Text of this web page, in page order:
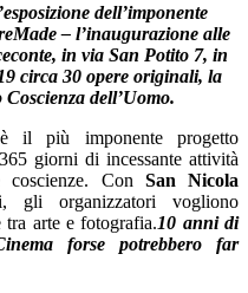
dell’imponente
– l’inaugurazione alle
in via San Potito 7, in
circa 30 opere originali, la
dell’Uomo.
il più imponente progetto
giorni di incessante attività
Con San Nicola
gli organizzatori vogliono
tra arte e fotografia.10 anni di
forse potrebbero far